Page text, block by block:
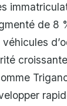
de 8